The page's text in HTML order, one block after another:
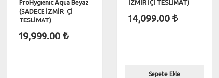
ProHygienic Aqua Beyaz
(SADECE İZMİR İÇİ
TESLİMAT)
19,999.00
İZMİR İÇİ TESLİMAT)
14,099.00
Sepete Ekle